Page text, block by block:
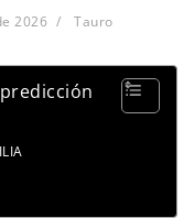
2026 Tauro